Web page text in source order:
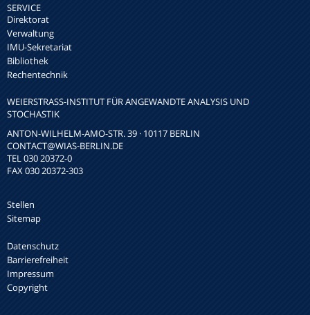
SERVICE
Direktorat
Verwaltung
IMU-Sekretariat
Bibliothek
Rechentechnik
WEIERSTRASS-INSTITUT FÜR ANGEWANDTE ANALYSIS UND S
TOCHASTIK
ANTON-WILHELM-AMO-STR. 39 · 10117 BERLIN
CONTACT@WIAS-BERLIN.DE
TEL 030 20372-0
FAX 030 20372-303
Stellen
Sitemap
Datenschutz
Barrierefreiheit
Impressum
Copyright